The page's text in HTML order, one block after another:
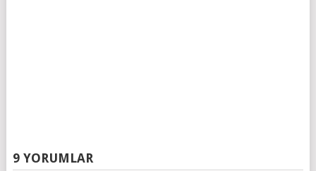
9 YORUMLAR